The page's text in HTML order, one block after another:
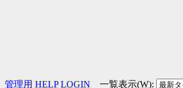
管理用 HELP LOGIN 一覧表示(W):